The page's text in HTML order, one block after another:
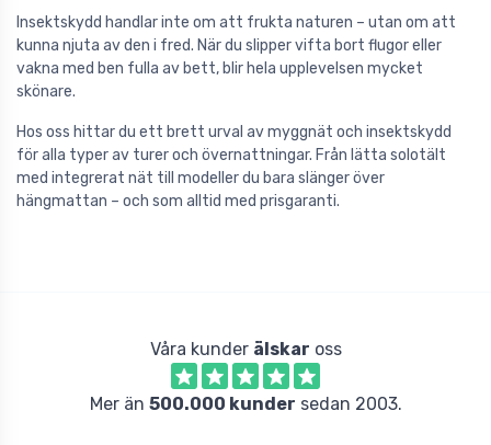
Insektskydd handlar inte om att frukta naturen – utan om att
kunna njuta av den i fred. När du slipper vifta bort flugor eller
vakna med ben fulla av bett, blir hela upplevelsen mycket
skönare.
Hos oss hittar du ett brett urval av myggnät och insektskydd
för alla typer av turer och övernattningar. Från lätta solotält
med integrerat nät till modeller du bara slänger över
hängmattan – och som alltid med prisgaranti.
Våra kunder älskar oss
Mer än 500.000 kunder sedan 2003.